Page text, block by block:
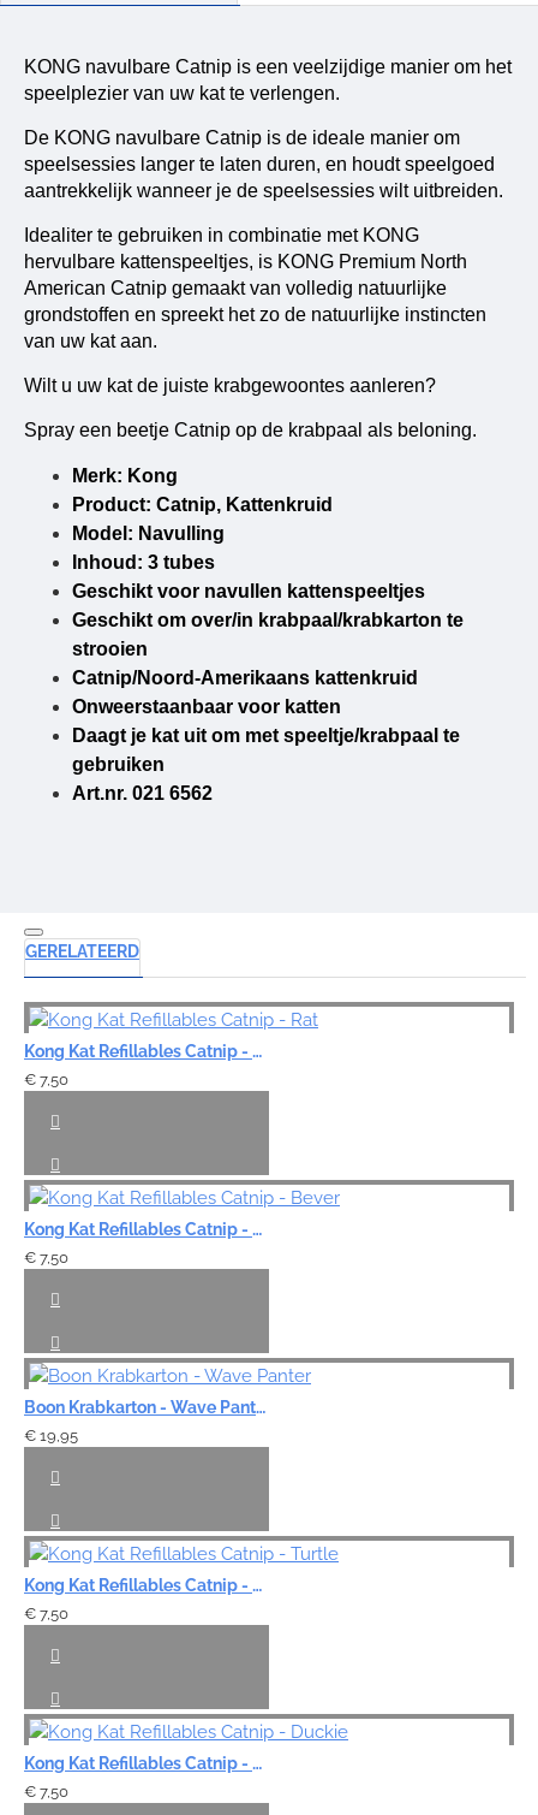
KONG navulbare Catnip is een veelzijdige manier om het
speelplezier van uw kat te verlengen.
De KONG navulbare Catnip is de ideale manier om
speelsessies langer te laten duren, en houdt speelgoed
aantrekkelijk wanneer je de speelsessies wilt uitbreiden.
Idealiter te gebruiken in combinatie met KONG
hervulbare kattenspeeltjes, is KONG Premium North
American Catnip gemaakt van volledig natuurlijke
grondstoffen en spreekt het zo de natuurlijke instincten
van uw kat aan.
Wilt u uw kat de juiste krabgewoontes aanleren?
Spray een beetje Catnip op de krabpaal als beloning.
Merk: Kong
Product: Catnip, Kattenkruid
Model: Navulling
Inhoud: 3 tubes
Geschikt voor navullen kattenspeeltjes
Geschikt om over/in krabpaal/krabkarton te
strooien
Catnip/Noord-Amerikaans kattenkruid
Onweerstaanbaar voor katten
Daagt je kat uit om met speeltje/krabpaal te
gebruiken
Art.nr. 021 6562
GERELATEERD
Kong Kat Refillables Catnip - Rat
€ 7,50
Kong Kat Refillables Catnip - Bever
€ 7,50
Boon Krabkarton - Wave Panter
€ 19,95
Kong Kat Refillables Catnip - Turtle
€ 7,50
Kong Kat Refillables Catnip - Duckie
€ 7,50